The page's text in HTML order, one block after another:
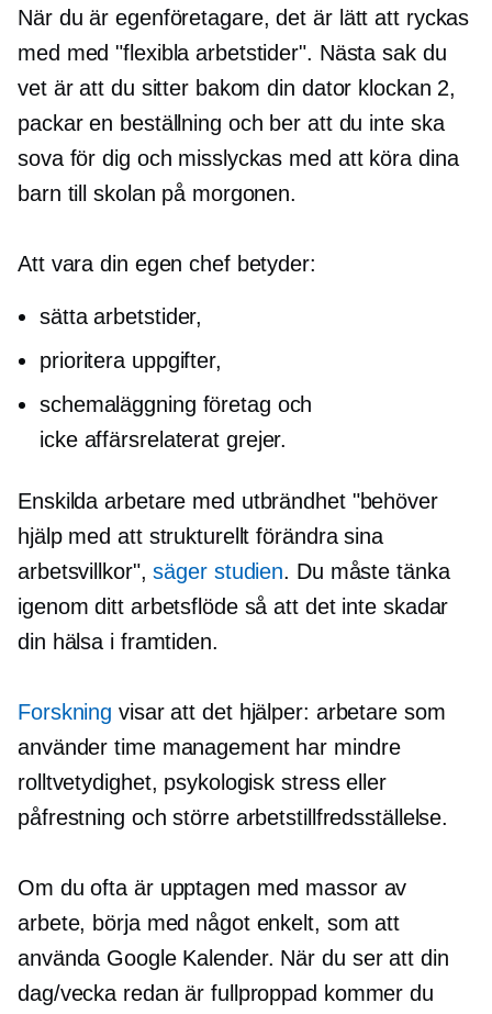
När du äregenföretagare, det är lätt att ryckas
med med "flexibla arbetstider". Nästa sak du
vet är att du sitter bakom din dator klockan 2,
packar en beställning och ber att du inte ska
sova för dig och misslyckas med att köra dina
barn till skolan på morgonen.
Att vara din egen chef betyder:
sätta arbetstider,
prioritera uppgifter,
schemaläggning företag och
icke affärsrelaterat grejer.
Enskilda arbetare med utbrändhet "behöver
hjälp med att strukturellt förändra sina
arbetsvillkor",säger studien. Du måste tänka
igenom ditt arbetsflöde så att det inte skadar
din hälsa i framtiden.
Forskning visar att det hjälper: arbetare som
använder time management har mindre
rolltvetydighet, psykologisk stress eller
påfrestning och större arbetstillfredsställelse.
Om du ofta är upptagen med massor av
arbete, börja med något enkelt, som att
använda Google Kalender. När du ser att din
dag/vecka redan är fullproppad kommer du